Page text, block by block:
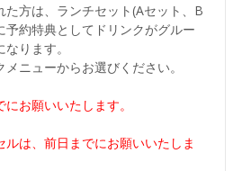
た方は、ランチセット(Aセット、B
予約特典としてドリンクがグルー
ります。
メニューからお選びください。
お願いいたします。
は、前日までにお願いいたしま